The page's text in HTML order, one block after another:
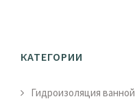
КАТЕГОРИИ
Гидроизоляция ванной